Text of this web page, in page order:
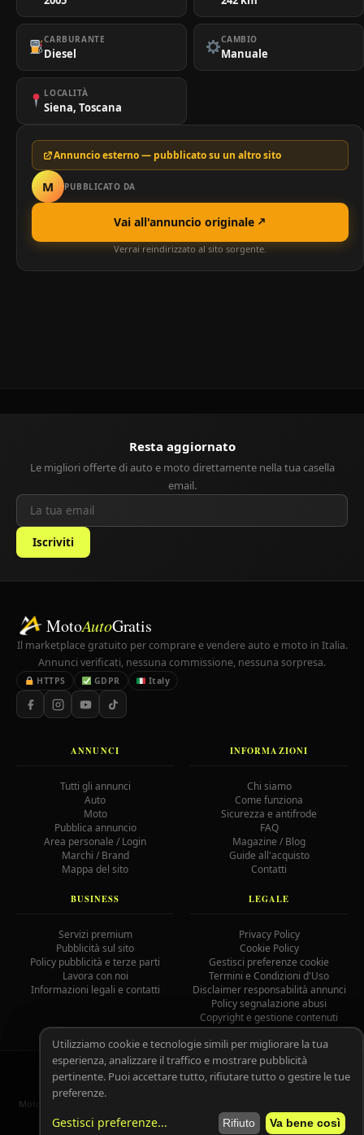
CARBURANTE
Diesel
CAMBIO
Manuale
LOCALITÀ
Siena, Toscana
Annuncio esterno — pubblicato su un altro sito
M PUBBLICATO DA
Vai all'annuncio originale
Verrai reindirizzato al sito sorgente.
Resta aggiornato
Le migliori offerte di auto e moto direttamente nella tua casella
email.
Iscriviti
MotoAutoGratis
Il marketplace gratuito per comprare e vendere auto e moto in Italia.
Annunci verificati, nessuna commissione, nessuna sorpresa.
HTTPS GDPR Italy
ANNUNCI
Tutti gli annunci
Auto
Moto
Pubblica annuncio
Area personale / Login
Marchi / Brand
Mappa del sito
INFORMAZIONI
Chi siamo
Come funziona
Sicurezza e antifrode
FAQ
Magazine / Blog
Guide all'acquisto
Contatti
BUSINESS
Servizi premium
Pubblicità sul sito
Policy pubblicità e terze parti
Lavora con noi
Informazioni legali e contatti
LEGALE
Privacy Policy
Cookie Policy
Gestisci preferenze cookie
Termini e Condizioni d'Uso
Disclaimer responsabilità annunci
Policy segnalazione abusi
Copyright e gestione contenuti
© 2026 MotoAutoGratis.it — Tutti i diritti riservati — IOCOSGC
MotoAutoGratis non è responsabile per il contenuto degli annunci pubblicati
dagli utenti registrati.
Leggi il disclaimer completo.
Utilizziamo cookie e tecnologie simili per migliorare la tua
esperienza, analizzare il traffico e mostrare pubblicità
pertinente. Puoi accettare tutto, rifiutare tutto o gestire le tue
preferenze.
Gestisci preferenze... Rifiuto Va bene così